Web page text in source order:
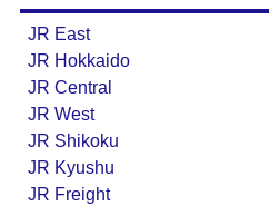
JR East
JR Hokkaido
JR Central
JR West
JR Shikoku
JR Kyushu
JR Freight